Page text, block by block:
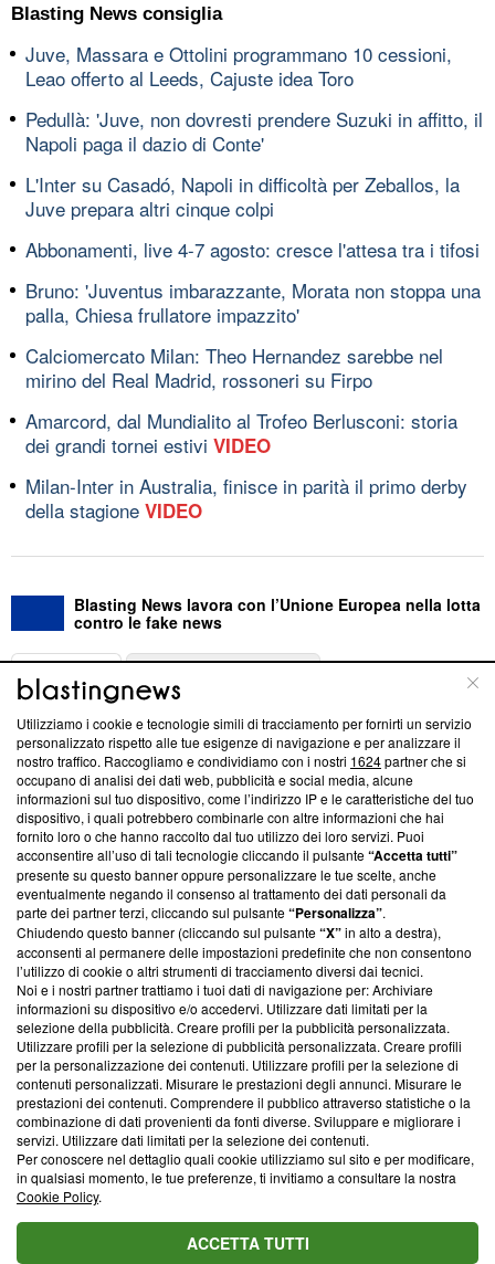
Blasting News consiglia
Juve, Massara e Ottolini programmano 10 cessioni,
Leao offerto al Leeds, Cajuste idea Toro
Pedullà: 'Juve, non dovresti prendere Suzuki in affitto, il
Napoli paga il dazio di Conte'
L'Inter su Casadó, Napoli in difficoltà per Zeballos, la
Juve prepara altri cinque colpi
Abbonamenti, live 4-7 agosto: cresce l'attesa tra i tifosi
Bruno: 'Juventus imbarazzante, Morata non stoppa una
palla, Chiesa frullatore impazzito'
Calciomercato Milan: Theo Hernandez sarebbe nel
mirino del Real Madrid, rossoneri su Firpo
Amarcord, dal Mundialito al Trofeo Berlusconi: storia
dei grandi tornei estivi VIDEO
Milan-Inter in Australia, finisce in parità il primo derby
della stagione VIDEO
Blasting News lavora con l’Unione Europea nella lotta
contro le fake news
ABOUT
Questa sezione offre informazioni trasparenti su Blasting
News, sui nostri processi editoriali e su come ci impegniamo a
creare news di qualità. Inoltre, afferma la nostra aderenza a
‘Trust Project - News with Integrity’Blasting News non è
ancora membro del programma, ma ha richiesto di farne
parte; Trust Project non ha ancora effettuato una verifica di
conformità agli standard.
Su di noi
Team editoriale
Corporate
Redazione
Informativa Privacy
Cookie Policy
Blasting SA, IDI CHE-247.845.224, Via Carlo Frasca, 3 - 6900
Lugano (Svizzera) Tel:+39 0690258937
© 2026 Blasting News
Utilizziamo i cookie e tecnologie simili di tracciamento per fornirti un servizio
personalizzato rispetto alle tue esigenze di navigazione e per analizzare il
nostro traffico. Raccogliamo e condividiamo con i nostri 1624partner che si
occupano di analisi dei dati web, pubblicità e social media, alcune
informazioni sul tuo dispositivo, come l’indirizzo IP e le caratteristiche del tuo
dispositivo, i quali potrebbero combinarle con altre informazioni che hai
fornito loro o che hanno raccolto dal tuo utilizzo dei loro servizi. Puoi
acconsentire all’uso di tali tecnologie cliccando il pulsante“Accetta tutti”
presente su questo banner oppure personalizzare le tue scelte, anche
eventualmente negando il consenso al trattamento dei dati personali da
parte dei partner terzi, cliccando sul pulsante“Personalizza”.
Chiudendo questo banner (cliccando sul pulsante“X”in alto a destra),
acconsenti al permanere delle impostazioni predefinite che non consentono
l’utilizzo di cookie o altri strumenti di tracciamento diversi dai tecnici.
Noi e i nostri partner trattiamo i tuoi dati di navigazione per: Archiviare
informazioni su dispositivo e/o accedervi. Utilizzare dati limitati per la
selezione della pubblicità. Creare profili per la pubblicità personalizzata.
Utilizzare profili per la selezione di pubblicità personalizzata. Creare profili
per la personalizzazione dei contenuti. Utilizzare profili per la selezione di
contenuti personalizzati. Misurare le prestazioni degli annunci. Misurare le
prestazioni dei contenuti. Comprendere il pubblico attraverso statistiche o la
combinazione di dati provenienti da fonti diverse. Sviluppare e migliorare i
servizi. Utilizzare dati limitati per la selezione dei contenuti.
Per conoscere nel dettaglio quali cookie utilizziamo sul sito e per modificare,
in qualsiasi momento, le tue preferenze, ti invitiamo a consultare la nostra
Cookie Policy.
ACCETTA TUTTI